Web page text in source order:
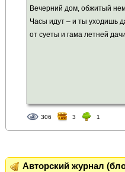
Вечерний дом, обжитый
Часы идут – и ты уходишь
от суеты и гама летней
306 3 1
Авторский журнал